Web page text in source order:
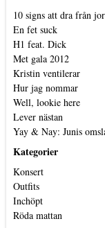
10 signs att dra från
En fet suck
H1 feat. Dick
Met gala 2012
Kristin ventilerar
Hur jag nommar
Well, lookie here
Lever nästan
Yay & Nay: Junis
Kategorier
Konsert
Outfits
Inchöpt
Röda mattan